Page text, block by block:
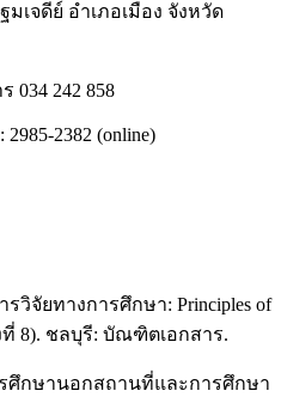
เจดีย์ อำเภอเมือง จังหวัด
ทรสาร 034 242 858
2985-2382 (online)
วิจัยทางการศึกษา: Principles of
ที่ 8). ชลบุรี: บัณฑิตเอกสาร.
รศึกษานอกสถานที่และการศึกษา